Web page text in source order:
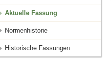
Aktuelle Fassung
Normenhistorie
Historische Fassungen